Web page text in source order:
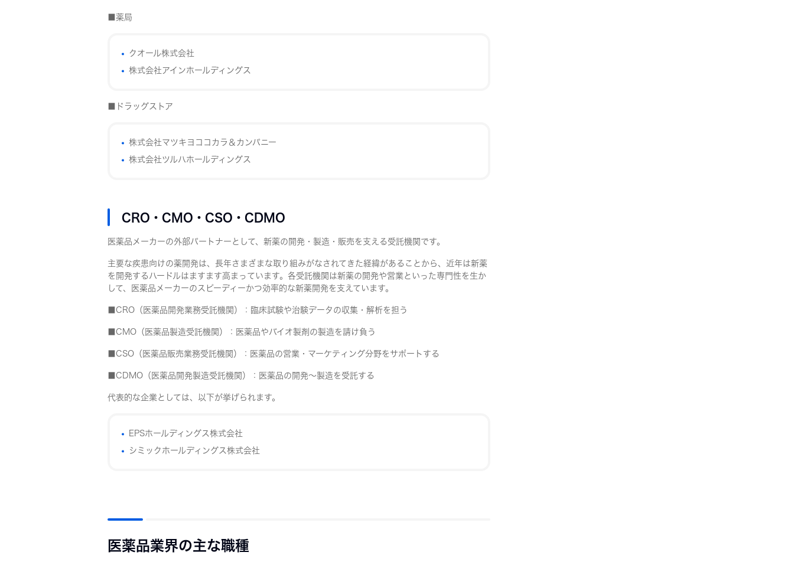
■薬局
クオール株式会社
株式会社アインホールディングス
■ドラッグストア
株式会社マツキヨココカラ＆カンパニー
株式会社ツルハホールディングス
CRO・CMO・CSO・CDMO
医薬品メーカーの外部パートナーとして、新薬の開発・製造・販売を支える受託機関です。
主要な疾患向けの薬開発は、長年さまざまな取り組みがなされてきた経緯があることから、近年は新薬
を開発するハードルはますます高まっています。各受託機関は新薬の開発や営業といった専門性を生か
して、医薬品メーカーのスピーディーかつ効率的な新薬開発を支えています。
■CRO（医薬品開発業務受託機関）：臨床試験や治験データの収集・解析を担う
■CMO（医薬品製造受託機関）：医薬品やバイオ製剤の製造を請け負う
■CSO（医薬品販売業務受託機関）：医薬品の営業・マーケティング分野をサポートする
■CDMO（医薬品開発製造受託機関）：医薬品の開発～製造を受託する
代表的な企業としては、以下が挙げられます。
EPSホールディングス株式会社
シミックホールディングス株式会社
医薬品業界の主な職種